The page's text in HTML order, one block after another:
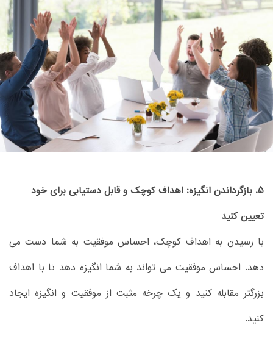
5. بازگرداندن انگیزه: اهداف کوچک و قابل دستیابی برای خود
تعیین کنید
با رسیدن به اهداف کوچک، احساس موفقیت به شما دست می
دهد. احساس موفقیت می تواند به شما انگیزه دهد تا با اهداف
بزرگتر مقابله کنید و یک چرخه مثبت از موفقیت و انگیزه ایجاد
کنید.